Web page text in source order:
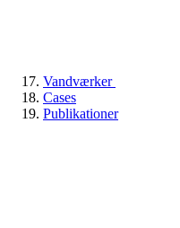
Vandværker
Cases
Publikationer